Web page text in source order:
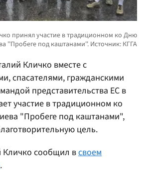
Кличко вместе с
спасателями, гражданскими
представительства ЕС в
участие в традиционном ко
"Пробеге под каштанами",
цель.
Кличко сообщил всвоем
.